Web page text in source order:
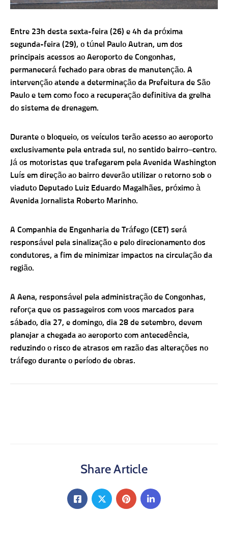
Entre 23h desta sexta-feira (26) e 4h da próxima
segunda-feira (29), o túnel Paulo Autran, um dos
principais acessos ao Aeroporto de Congonhas,
permanecerá fechado para obras de manutenção. A
intervenção atende a determinação da Prefeitura de São
Paulo e tem como foco a recuperação definitiva da grelha
do sistema de drenagem.
Durante o bloqueio, os veículos terão acesso ao aeroporto
exclusivamente pela entrada sul, no sentido bairro–centro.
Já os motoristas que trafegarem pela Avenida Washington
Luís em direção ao bairro deverão utilizar o retorno sob o
viaduto Deputado Luiz Eduardo Magalhães, próximo à
Avenida Jornalista Roberto Marinho.
A Companhia de Engenharia de Tráfego (CET) será
responsável pela sinalização e pelo direcionamento dos
condutores, a fim de minimizar impactos na circulação da
região.
A Aena, responsável pela administração de Congonhas,
reforça que os passageiros com voos marcados para
sábado, dia 27, e domingo, dia 28 de setembro, devem
planejar a chegada ao aeroporto com antecedência,
reduzindo o risco de atrasos em razão das alterações no
tráfego durante o período de obras.
Share Article